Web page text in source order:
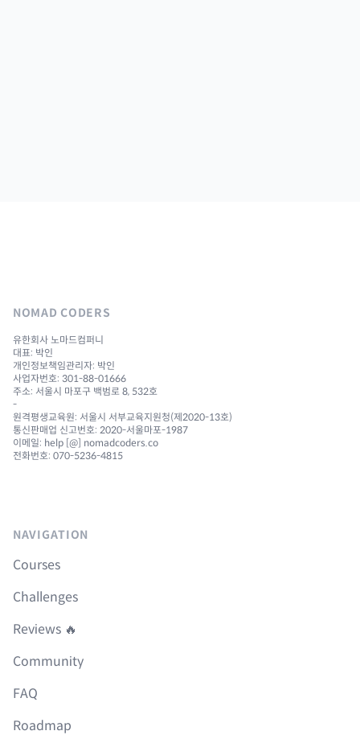
NOMAD CODERS
유한회사 노마드컴퍼니
대표: 박인
개인정보책임관리자: 박인
사업자번호: 301-88-01666
주소: 서울시 마포구 백범로 8, 532호
-
원격평생교육원: 서울시 서부교육지원청(제2020-13호)
통신판매업 신고번호: 2020-서울마포-1987
이메일: help [@] nomadcoders.co
전화번호: 070-5236-4815
NAVIGATION
Courses
Challenges
Reviews 🔥
Community
FAQ
Roadmap